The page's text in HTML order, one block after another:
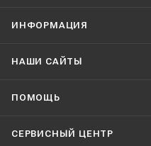
ИНФОРМАЦИЯ
НАШИ CАЙТЫ
ПОМОЩЬ
СЕРВИСНЫЙ ЦЕНТР